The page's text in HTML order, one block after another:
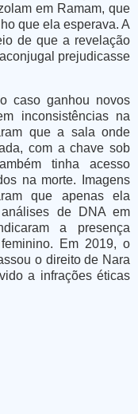
em Ramam, que
que ela esperava. A
de que a revelação
prejudicasse
caso ganhou novos
inconsistências na
que a sala onde
com a chave sob
tinha acesso
na morte. Imagens
que apenas ela
de DNA em
a presença
Em 2019, o
o direito de Nara
a infrações éticas